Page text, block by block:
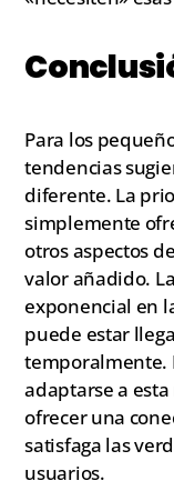
Para los
tendencias
diferente. La
simplemente
otros aspectos
valor añadido.
exponencial en
puede estar
temporalmente.
adaptarse a
ofrecer una
satisfaga las
usuarios.